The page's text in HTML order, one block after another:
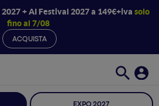
+ AI Festival 2027 a 149€+iva solo
fino al 7/08
ACQUISTA
EXPO 2027